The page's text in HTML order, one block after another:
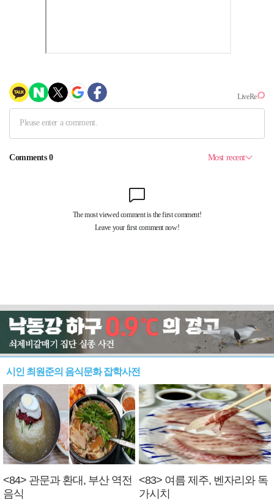
시인 최원준의 음식문화 잡학사전
<84> 관문과 환대, 부산 역전
음식
<83> 여름 제주, 벤자리와 독
가시치